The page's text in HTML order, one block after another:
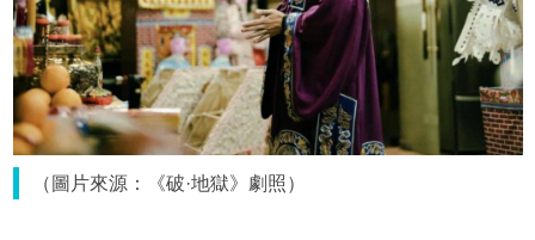
（圖片來源：《破·地獄》劇照）